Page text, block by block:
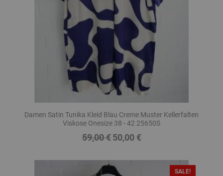
Damen Satin Tunika Kleid Blau Creme Muster Kellerfalten
Viskose Onesize 38 - 42 25650S
Regulärer
59,00 € Preis
50,00 €
SALE!